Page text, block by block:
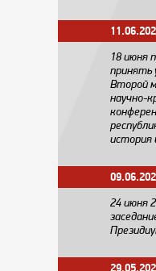
18 июня
принять
Второй
научно-
история
24 июня